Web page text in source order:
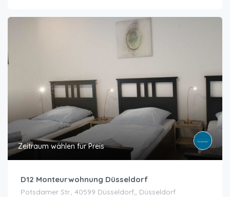
Zeitraum wählen für Preis
D12 Monteurwohnung Düsseldorf
Potsdamer Str., 40599 Düsseldorf,, Düsseldorf